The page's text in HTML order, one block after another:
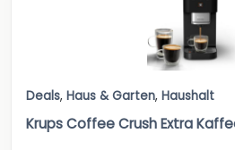
Deals, Haus & Garten, Haushalt
Krups Coffee Crush Extra